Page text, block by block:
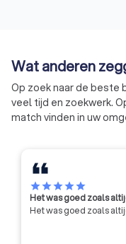
in meer dan 165
dan 23.000 leden zijn
gecertificeerde coaches.
werd ICF Belgium
de « European
internationale
opleverde, die
op wereldniveau
in 2010 door de
Wat anderen
Op zoek naar de beste
veel tijd en zoekwerk.
match vinden in uw
starstarstarstarstar
Het was goed zoals
Het was goed zoals